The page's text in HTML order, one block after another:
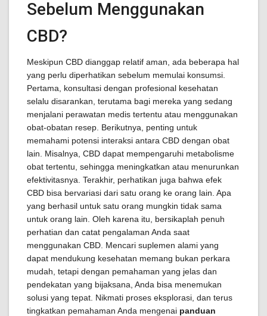
Sebelum Menggunakan
CBD?
Meskipun CBD dianggap relatif aman, ada beberapa hal
yang perlu diperhatikan sebelum memulai konsumsi.
Pertama, konsultasi dengan profesional kesehatan
selalu disarankan, terutama bagi mereka yang sedang
menjalani perawatan medis tertentu atau menggunakan
obat-obatan resep. Berikutnya, penting untuk
memahami potensi interaksi antara CBD dengan obat
lain. Misalnya, CBD dapat mempengaruhi metabolisme
obat tertentu, sehingga meningkatkan atau menurunkan
efektivitasnya. Terakhir, perhatikan juga bahwa efek
CBD bisa bervariasi dari satu orang ke orang lain. Apa
yang berhasil untuk satu orang mungkin tidak sama
untuk orang lain. Oleh karena itu, bersikaplah penuh
perhatian dan catat pengalaman Anda saat
menggunakan CBD. Mencari suplemen alami yang
dapat mendukung kesehatan memang bukan perkara
mudah, tetapi dengan pemahaman yang jelas dan
pendekatan yang bijaksana, Anda bisa menemukan
solusi yang tepat. Nikmati proses eksplorasi, dan terus
tingkatkan pemahaman Anda mengenai panduan